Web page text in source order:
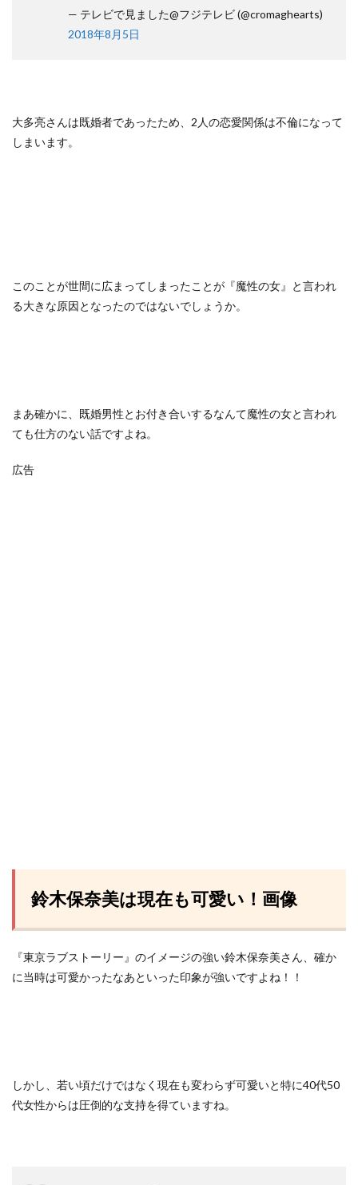
— テレビで見ました@フジテレビ (@cromaghearts)
2018年8月5日
大多亮さんは既婚者であったため、2人の恋愛関係は不倫になって
しまいます。
このことが世間に広まってしまったことが『魔性の女』と言われ
る大きな原因となったのではないでしょうか。
まあ確かに、既婚男性とお付き合いするなんて魔性の女と言われ
ても仕方のない話ですよね。
広告
鈴木保奈美は現在も可愛い！画像
『東京ラブストーリー』のイメージの強い鈴木保奈美さん、確か
に当時は可愛かったなあといった印象が強いですよね！！
しかし、若い頃だけではなく現在も変わらず可愛いと特に40代50
代女性からは圧倒的な支持を得ていますね。